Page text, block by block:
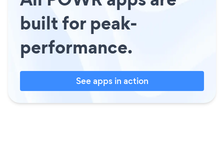
built for peak-
performance.
See apps in action